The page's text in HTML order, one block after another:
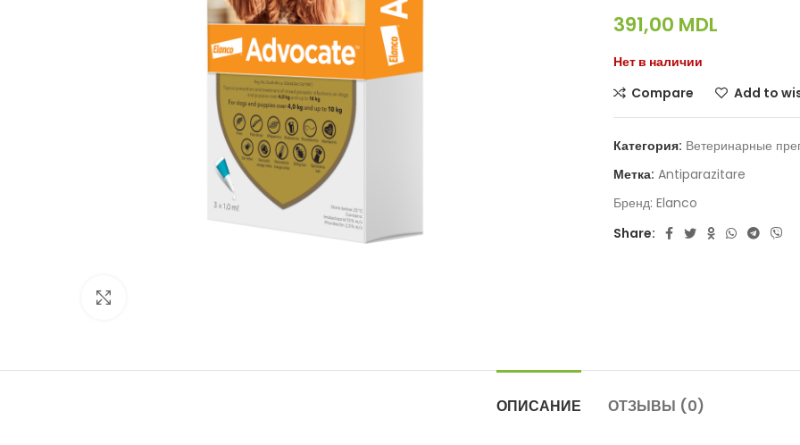
391,00 MDL
Нет в наличии
Compare
Add to
Категория: Ветеринарные
Метка: Antiparazitare
Бренд: Elanco
Share:
ОПИСАНИЕ ОТЗЫВЫ (0)